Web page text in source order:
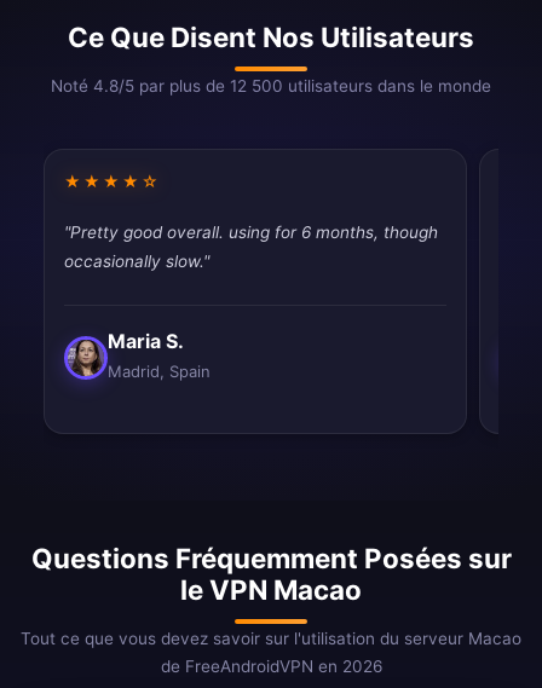
Ce Que Disent Nos Utilisateurs
Noté 4.8/5 par plus de 12 500 utilisateurs dans le monde
★★★★☆
"Pretty good overall. using for 6 months, though
occasionally slow."
Maria S.
Madrid, Spain
Questions Fréquemment Posées sur
le VPN Macao
Tout ce que vous devez savoir sur l'utilisation du serveur Macao
de FreeAndroidVPN en 2026